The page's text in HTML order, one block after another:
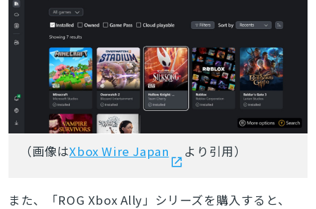
（画像はXbox Wire Japan より引用）
また、「ROG Xbox Ally」シリーズを購入すると、